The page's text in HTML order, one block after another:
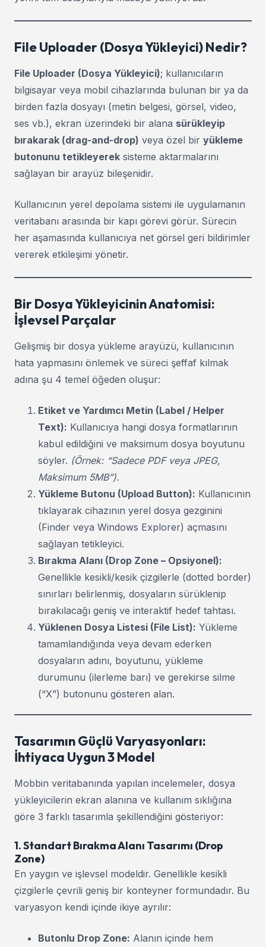
File Uploader (Dosya Yükleyici) Nedir?
File Uploader (Dosya Yükleyici); kullanıcıların
bilgisayar veya mobil cihazlarında bulunan bir ya da
birden fazla dosyayı (metin belgesi, görsel, video,
ses vb.), ekran üzerindeki bir alana sürükleyip
bırakarak (drag-and-drop) veya özel bir yükleme
butonunu tetikleyerek sisteme aktarmalarını
sağlayan bir arayüz bileşenidir.
Kullanıcının yerel depolama sistemi ile uygulamanın
veritabanı arasında bir kapı görevi görür. Sürecin
her aşamasında kullanıcıya net görsel geri bildirimler
vererek etkileşimi yönetir.
Bir Dosya Yükleyicinin Anatomisi:
İşlevsel Parçalar
Gelişmiş bir dosya yükleme arayüzü, kullanıcının
hata yapmasını önlemek ve süreci şeffaf kılmak
adına şu 4 temel öğeden oluşur:
Etiket ve Yardımcı Metin (Label / Helper
Text): Kullanıcıya hangi dosya formatlarının
kabul edildiğini ve maksimum dosya boyutunu
söyler. (Örnek: “Sadece PDF veya JPEG,
Maksimum 5MB”).
Yükleme Butonu (Upload Button): Kullanıcının
tıklayarak cihazının yerel dosya gezginini
(Finder veya Windows Explorer) açmasını
sağlayan tetikleyici.
Bırakma Alanı (Drop Zone – Opsiyonel):
Genellikle kesikli/kesik çizgilerle (dotted border)
sınırları belirlenmiş, dosyaların sürüklenip
bırakılacağı geniş ve interaktif hedef tahtası.
Yüklenen Dosya Listesi (File List): Yükleme
tamamlandığında veya devam ederken
dosyaların adını, boyutunu, yükleme
durumunu (ilerleme barı) ve gerekirse silme
(“X”) butonunu gösteren alan.
Tasarımın Güçlü Varyasyonları:
İhtiyaca Uygun 3 Model
Mobbin veritabanında yapılan incelemeler, dosya
yükleyicilerin ekran alanına ve kullanım sıklığına
göre 3 farklı tasarımla şekillendiğini gösteriyor:
1. Standart Bırakma Alanı Tasarımı (Drop
Zone)
En yaygın ve işlevsel modeldir. Genellikle kesikli
çizgilerle çevrili geniş bir konteyner formundadır. Bu
varyasyon kendi içinde ikiye ayrılır:
Butonlu Drop Zone: Alanın içinde hem